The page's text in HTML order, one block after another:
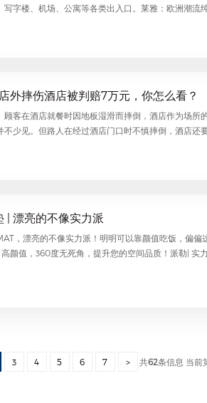
写字楼、机场、公寓等各类出入口。莱雅：欧洲潮流
外摔伤酒店被判赔7万元，你怎么看？
顾客在酒店就餐时因地板湿滑而摔倒，酒店作为场所
不少见。但路人在经过酒店门口时不慎摔倒，酒店还
| 漂亮的不像实力派
，漂亮的不像实力派！明明可以靠颜值吃饭，偏偏
颜值，360度无死角，提升您的空间品质！派勒| 实
3 4 5 6 7 > 共62条信息 当前